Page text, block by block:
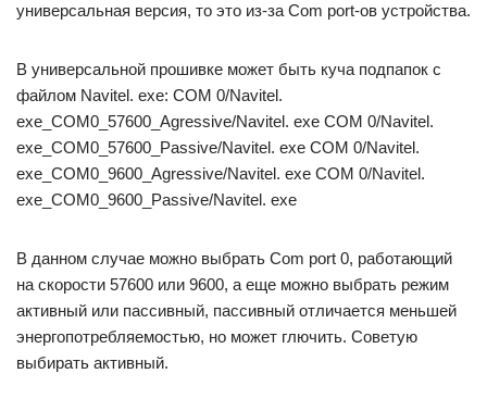
универсальная версия, то это из-за Com port-ов устройства.
В универсальной прошивке может быть куча подпапок с
файлом Navitel. exe: COM 0/Navitel.
exe_COM0_57600_Agressive/Navitel. exe COM 0/Navitel.
exe_COM0_57600_Passive/Navitel. exe COM 0/Navitel.
exe_COM0_9600_Agressive/Navitel. exe COM 0/Navitel.
exe_COM0_9600_Passive/Navitel. exe
В данном случае можно выбрать Com port 0, работающий
на скорости 57600 или 9600, а еще можно выбрать режим
активный или пассивный, пассивный отличается меньшей
энергопотребляемостью, но может глючить. Советую
выбирать активный.